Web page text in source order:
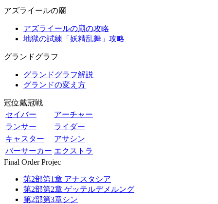
アズライールの廟
アズライールの廟の攻略
地獄の試練「妖精乱舞」攻略
グランドグラフ
グランドグラフ解説
グランドの変え方
冠位戴冠戦
セイバー
アーチャー
ランサー
ライダー
キャスター
アサシン
バーサーカー エクストラ
Final Order Projec
第2部第1章 アナスタシア
第2部第2章 ゲッテルデメルング
第2部第3章シン